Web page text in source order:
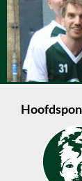
Ga
naar
de
inhoud
Zoeken
Enschede die
herenteams in